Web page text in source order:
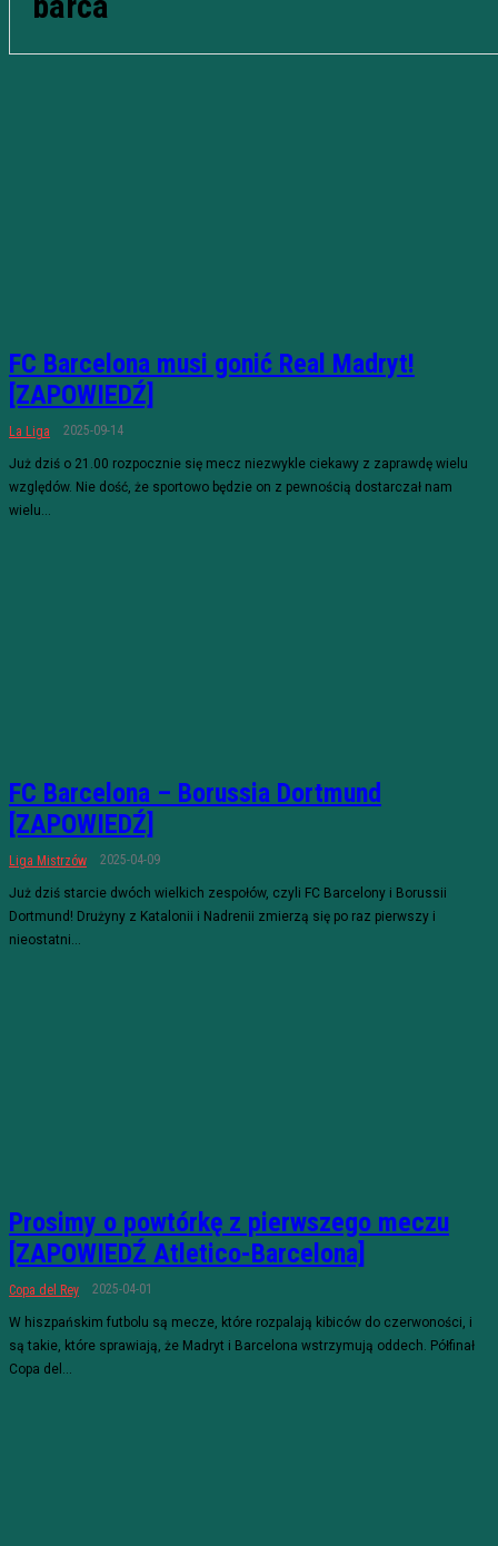
FC Barcelona musi gonić Real Madryt!
[ZAPOWIEDŹ]
La Liga 2025-09-14
Już dziś o 21.00 rozpocznie się mecz niezwykle ciekawy z zaprawdę wielu
względów. Nie dość, że sportowo będzie on z pewnością dostarczał nam
wielu...
FC Barcelona – Borussia Dortmund
[ZAPOWIEDŹ]
Liga Mistrzów 2025-04-09
Już dziś starcie dwóch wielkich zespołów, czyli FC Barcelony i Borussii
Dortmund! Drużyny z Katalonii i Nadrenii zmierzą się po raz pierwszy i
nieostatni...
Prosimy o powtórkę z pierwszego meczu
[ZAPOWIEDŹ Atletico-Barcelona]
Copa del Rey 2025-04-01
W hiszpańskim futbolu są mecze, które rozpalają kibiców do czerwoności, i
są takie, które sprawiają, że Madryt i Barcelona wstrzymują oddech. Półfinał
Copa del...